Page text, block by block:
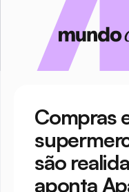
Compras
são
aponta